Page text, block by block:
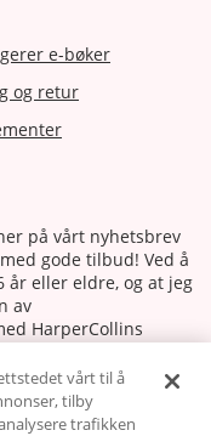
e-bøker
og retur
på vårt nyhetsbrev
gode tilbud! Ved å
år eller eldre, og at jeg
av
HarperCollins
Abonnere
vårt til å
tilby
trafikken